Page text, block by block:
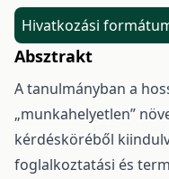
Hivatkozási
Absztrakt
A tanulmányban a
„munkahelyetlen”
kérdésköréből
foglalkoztatási és